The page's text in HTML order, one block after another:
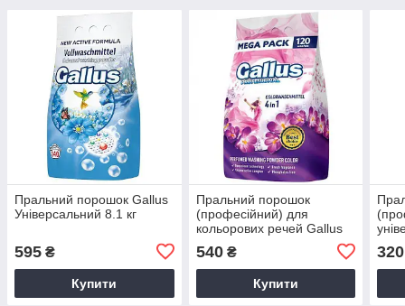
Пральний порошок Gallus
Універсальний 8.1 кг
595 ₴
Купити
Пральний порошок
(професійний) для
кольорових речей Gallus
Professional Color 4в1 6,6
кг.
540₴
Купити
3,2
320